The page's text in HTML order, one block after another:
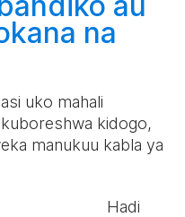
na
uko mahali
kuboreshwa kidogo,
manukuu kabla ya
Hadi